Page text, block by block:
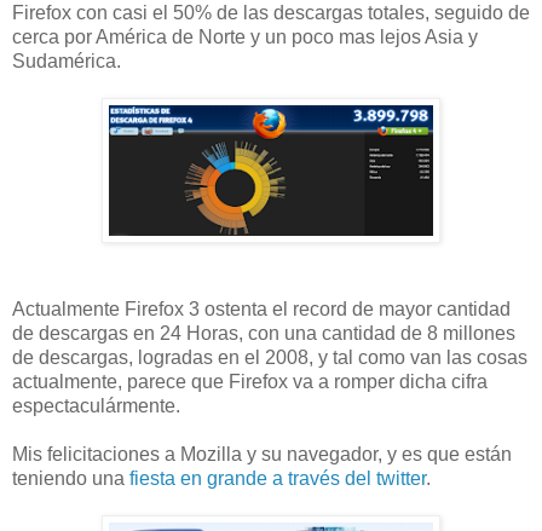
Firefox con casi el 50% de las descargas totales, seguido de
cerca por América de Norte y un poco mas lejos Asia y
Sudamérica.
Actualmente Firefox 3 ostenta el record de mayor cantidad
de descargas en 24 Horas, con una cantidad de 8 millones
de descargas, logradas en el 2008, y tal como van las cosas
actualmente, parece que Firefox va a romper dicha cifra
espectaculármente.
Mis felicitaciones a Mozilla y su navegador, y es que están
teniendo una fiesta en grande a través del twitter.